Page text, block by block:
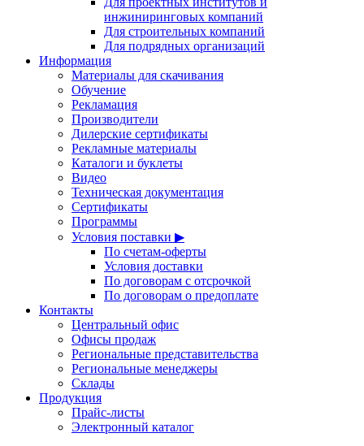
инжиниринговых компаний
Для строительных компаний
Для подрядных организаций
Информация
Материалы для скачивания
Обучение
Рекламация
Производители
Дилерские сертификаты
Рекламные материалы
Каталоги и буклеты
Видео
Техническая документация
Сертификаты
Программы
Условия поставки ▶
По счетам-оферты
Условия доставки
По договорам с отсрочкой
По договорам о предоплате
Контакты
Центральный офис
Офисы продаж
Региональные представительства
Региональные менеджеры
Склады
Продукция
Прайс-листы
Электронный каталог